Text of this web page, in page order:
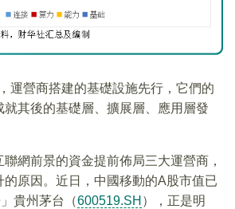
運營商搭建的基礎設施先行，它們的
其後的基礎層、擴展層、應用層發
網前景的資金提前佈局三大運營商，
原因。近日，中國移動的A股市值已
貴州茅台（600519.SH ），正是明